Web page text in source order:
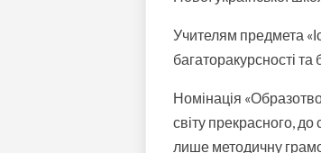
Учителям предмета
багаторакурсності та
Номінація
світу прекрасного,
лише методичну